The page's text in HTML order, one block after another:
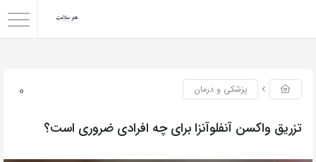
0 پزشکی و درمان
تزریق واکسن آنفلوآنزا برای چه افرادی ضروری است؟